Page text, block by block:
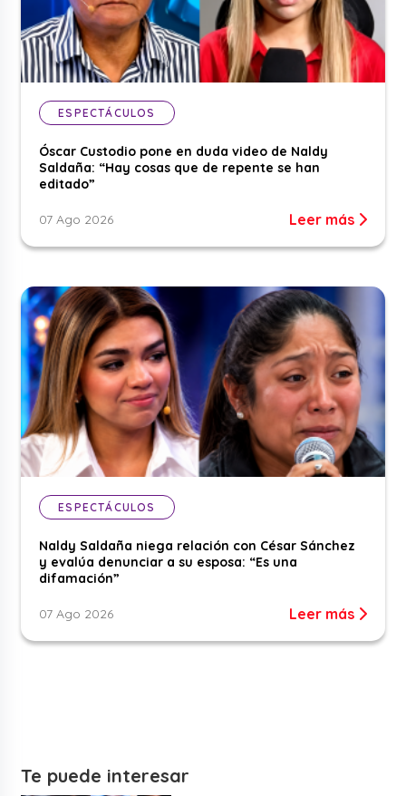
ESPECTÁCULOS
Óscar Custodio pone en duda video de Naldy
Saldaña: “Hay cosas que de repente se han
editado”
07 Ago 2026 Leer más
ESPECTÁCULOS
Naldy Saldaña niega relación con César Sánchez
y evalúa denunciar a su esposa: “Es una
difamación”
07 Ago 2026 Leer más
Te puede interesar